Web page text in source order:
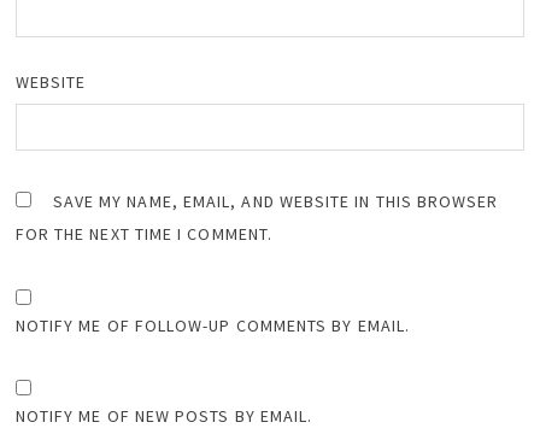
WEBSITE
SAVE MY NAME, EMAIL, AND WEBSITE IN THIS BROWSER
FOR THE NEXT TIME I COMMENT.
NOTIFY ME OF FOLLOW-UP COMMENTS BY EMAIL.
NOTIFY ME OF NEW POSTS BY EMAIL.